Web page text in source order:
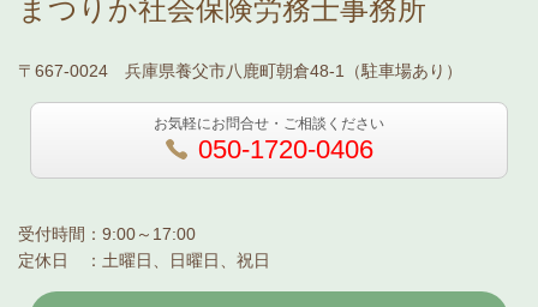
まつりか社会保険労務士事務所
〒667-0024 兵庫県養父市八鹿町朝倉48-1（駐車場あり）
お気軽にお問合せ・ご相談ください
050-1720-0406
受付時間：9:00～17:00
定休日 ：土曜日、日曜日、祝日